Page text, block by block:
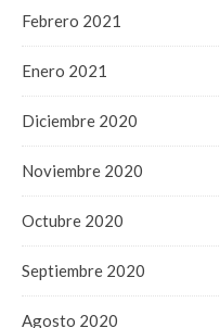
Febrero 2021
Enero 2021
Diciembre 2020
Noviembre 2020
Octubre 2020
Septiembre 2020
Agosto 2020